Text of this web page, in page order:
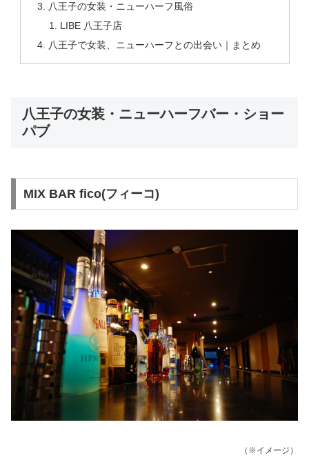
八王子の女装・ニューハーフ風俗
LIBE 八王子店
八王子で女装、ニューハーフとの出会い｜まとめ
八王子の女装・ニューハーフバー・ショー
パブ
MIX BAR fico(フィーコ)
（※イメージ）